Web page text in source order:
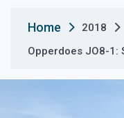
Home 2018
Opperdoes JO8-1: